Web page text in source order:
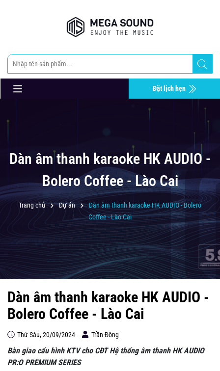
Đặt lịch hẹn
Dàn âm thanh karaoke HK AUDIO -
Bolero Coffee - Lào Cai
Trang chủ Dự án
Dàn âm thanh karaoke HK AUDIO - Bolero
Coffee - Lào Cai
Dàn âm thanh karaoke HK AUDIO -
Bolero Coffee - Lào Cai
Thứ Sáu, 20/09/2024 Trần Đông
Bàn giao cấu hình KTV cho CĐT Hệ thống âm thanh HK AUDIO
PR:O PREMIUM SERIES